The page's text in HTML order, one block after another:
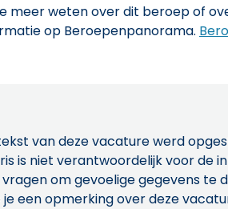
meer weten over dit beroep of
op Beroepenpanorama.
van deze vacature werd
is niet verantwoordelijk voor de
om gevoelige gegevens te
je een opmerking over deze